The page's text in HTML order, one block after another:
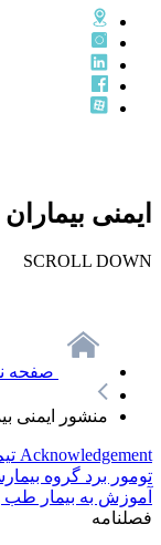
ایمنی بیماران
SCROLL DOWN
صفحه
منشور ایمنی
Acknowledgement
تومور برد گروه
آموزش به بیمار طب
فصلنامه